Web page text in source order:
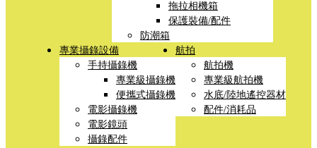
拖拉相機箱
保護裝備/配件
防潮箱
專業攝錄設備
手持攝錄機
專業級攝錄機
便攜式攝錄機
電影攝錄機
電影鏡頭
攝錄配件
航拍
航拍機
專業級航拍機
水底/陸地遙控器材
配件/消耗品